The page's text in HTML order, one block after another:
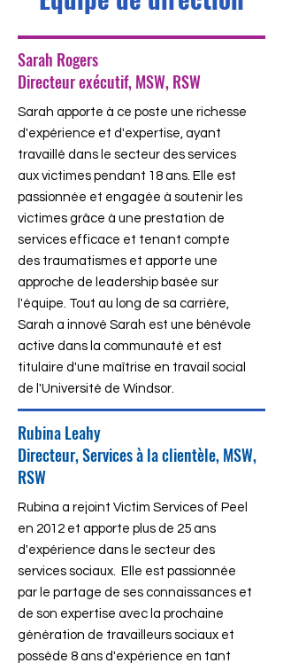
Sarah Rogers
Directeur exécutif, MSW, RSW
Sarah apporte à ce poste une richesse
d'expérience et d'expertise, ayant
travaillé dans le secteur des services
aux victimes pendant 18 ans. Elle est
passionnée et engagée à soutenir les
victimes grâce à une prestation de
services efficace et tenant compte
des traumatismes et apporte une
approche de leadership basée sur
l'équipe. Tout au long de sa carrière,
Sarah a innové Sarah est une bénévole
active dans la communauté et est
titulaire d'une maîtrise en travail social
de l'Université de Windsor.
Rubina Leahy
Directeur, Services à la clientèle, MSW,
RSW
Rubina a rejoint Victim Services of Peel
en 2012 et apporte plus de 25 ans
d'expérience dans le secteur des
services sociaux. Elle est passionnée
par le partage de ses connaissances et
de son expertise avec la prochaine
génération de travailleurs sociaux et
possède 8 ans d'expérience en tant